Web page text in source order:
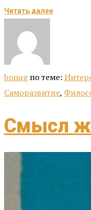
Читать далее
bonug по теме:
Саморазвитие,
Смысл